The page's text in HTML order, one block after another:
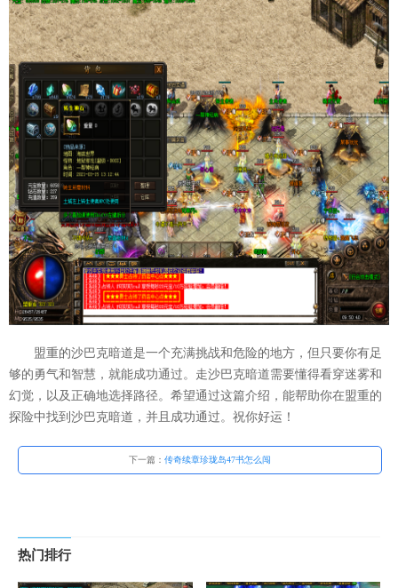
盟重的沙巴克暗道是一个充满挑战和危险的地方，但只要你有足
够的勇气和智慧，就能成功通过。走沙巴克暗道需要懂得看穿迷雾和
幻觉，以及正确地选择路径。希望通过这篇介绍，能帮助你在盟重的
探险中找到沙巴克暗道，并且成功通过。祝你好运！
下一篇： 传奇续章珍珑岛47书怎么闯
热门排行